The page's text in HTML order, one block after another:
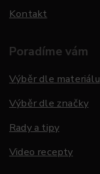
Kontakt
Poradíme vám
Výběr dle materiálu
Výběr dle značky
Rady a tipy
Video recepty